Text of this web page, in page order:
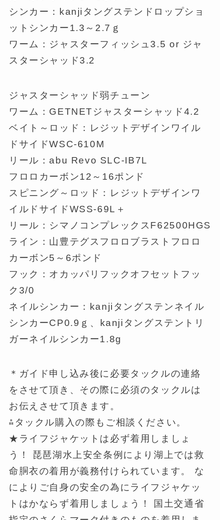
シンカー：kanjiタングステンドロップショ
ットシンカー1.3～2.7ｇ
ワーム：ジャスターフィッシュ3.5 or ジャ
スターシャッド3.2
ジャスターシャッド弱チューン
ワーム：GETNETジャスターシャッド4.2
ベイト～ロッド：レジットデザインワイル
ドサイドWSC-610M
リール：abu Revo SLC-IB7L
フロロカーボン12～16ポンド
スピニング～ロッド：レジットデザインワ
イルドサイドWSS-69L＋
リール：シマノコンプレックスF62500HGS
ライン：山豊テグスフロロブラストフロロ
カーボン5～6ポンド
フック：オカッパリフックオフセットフッ
ク3/0
ネイルシンカー：kanjiタングステンネイル
シンカーCP0.9ｇ、kanjiタングステントリ
ガーネイルシンカー1.8g
＊ガイド申し込み後に必要タックルの連絡
をさせて頂き、その際に必須のタックルは
お伝えさせて頂きます。
⁂タックル購入の際もご相談ください。
★ライフジャケットは必ず着用しましょ
う！ 琵琶湖水上安全条例により湖上では救
命胴衣の着用が義務付けられています。 な
によりご自身の安全の為にライフジャケッ
トはかならず着用しましょう！ 国土交通省